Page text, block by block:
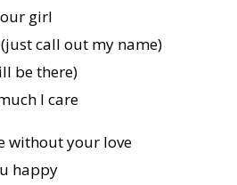
girl
call out my name)
be there)
I care
without your love
happy